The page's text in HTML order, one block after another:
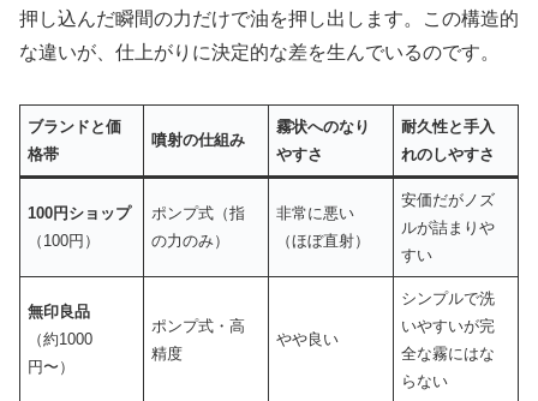
押し込んだ瞬間の力だけで油を押し出します。この構造的
な違いが、仕上がりに決定的な差を生んでいるのです。
ブランドと価
格帯
噴射の仕組み
霧状へのなり
やすさ
耐久性と手入
れのしやすさ
100円ショップ
（100円）
ポンプ式（指
の力のみ）
非常に悪い
（ほぼ直射）
安価だがノズ
ルが詰まりや
すい
無印良品
（約1000
円〜）
ポンプ式・高
精度
やや良い
シンプルで洗
いやすいが完
全な霧にはな
らない